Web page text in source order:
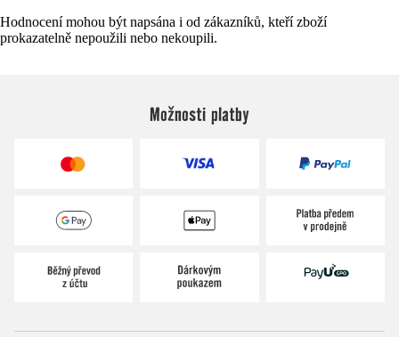
Hodnocení mohou být napsána i od zákazníků, kteří zboží
prokazatelně nepoužili nebo nekoupili.
Možnosti platby